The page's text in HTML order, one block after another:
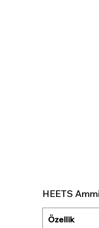
HEETS
Özellik